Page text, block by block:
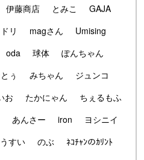
伊藤商店 とみこ
GAJA
リ magさん
Umising
oda 球体
ぽんちゃん
ぅ みちゃん
ジュンコ
お たかにゃん
ちぇるもふ
あんさー iron
ヨシニイ
うすい のぶ
ﾈｺﾁｬﾝのｶﾘﾝﾄ